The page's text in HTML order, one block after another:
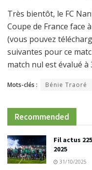
Très bientôt, le FC
Coupe de France face
(vous pouvez
suivantes pour ce
match nul est évalué à
Mots-clés : Bénie Traoré
Recommended
Fil actus
2025
31/10/2025